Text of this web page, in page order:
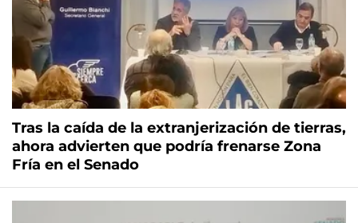
Tras la caída de la extranjerización de tierras,
ahora advierten que podría frenarse Zona
Fría en el Senado